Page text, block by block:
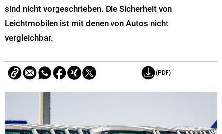
sind nicht vorgeschrieben. Die Sicherheit von
Leichtmobilen ist mit denen von Autos nicht
vergleichbar.
(PDF)